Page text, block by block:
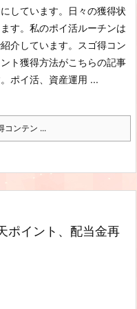
しています。日々の獲得状
す。私のポイ活ルーチンは
介しています。スゴ得コン
ト獲得方法がこちらの記事
ポイ活、資産運用 ...
コンテン ...
ポイント、配当金再